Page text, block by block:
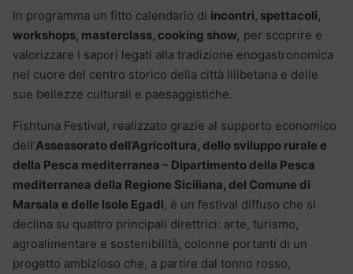
In programma un fitto calendario di incontri, spettacoli,
workshops, masterclass, cooking show, per scoprire e
valorizzare i sapori legati alla tradizione enogastronomica
nel cuore del centro storico della città lilibetana e delle
sue bellezze culturali e paesaggistiche.
Fishtuna Festival, realizzato grazie al supporto economico
dell’Assessorato dell’Agricoltura, dello sviluppo rurale e
della Pesca mediterranea – Dipartimento della Pesca
mediterranea della Regione Siciliana, del Comune di
Marsala e delle Isole Egadi, è un festival diffuso che si
declina su quattro principali direttrici: arte, turismo,
agroalimentare e sostenibilità, colonne portanti di un
progetto ambizioso che, a partire dal tonno rosso,